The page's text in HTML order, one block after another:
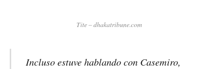
Tite – dhakatribune.com
Incluso estuve hablando con Casemiro,